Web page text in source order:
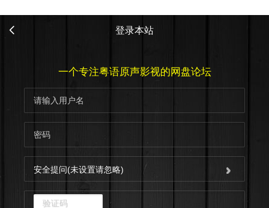
登录本站
一个专注粤语原声影视的网盘论坛
安全提问(未设置请忽略)